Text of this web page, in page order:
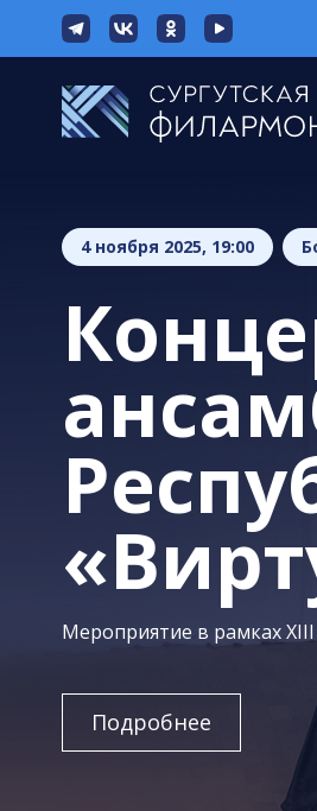
4 ноября 2025, 19:00
Мероприятие в рамках
Подробнее